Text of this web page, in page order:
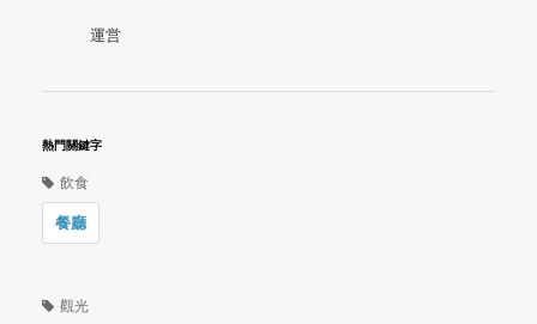
運営
熱門關鍵字
飲食
餐廳
觀光